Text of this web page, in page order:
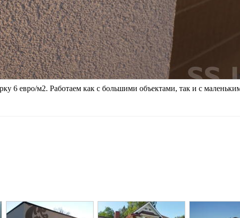
6 евро/м2. Работаем как с большими объектами, так и с